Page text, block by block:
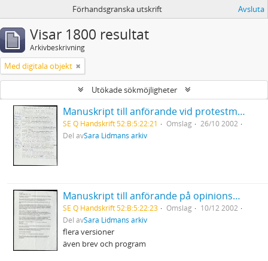
Förhandsgranska utskrift Avsluta
Visar 1800 resultat
Arkivbeskrivning
Med digitala objekt
Utökade sökmöjligheter
Manuskript till anförande vid protestmöte mot USA:s krig i Irak Luleå stadshus
SE Q Handskrift 52:B:5:22:21 Omslag
26/10 2002
Del avSara Lidmans arkiv
Manuskript till anförande på opinionsmöte på de mänskliga rättigheternas dag mot USA:s krigshot mot Irak i ABF-huset Stockholm
SE Q Handskrift 52:B:5:22:23 Omslag
10/12 2002
Del avSara Lidmans arkiv
flera versioner
även brev och program